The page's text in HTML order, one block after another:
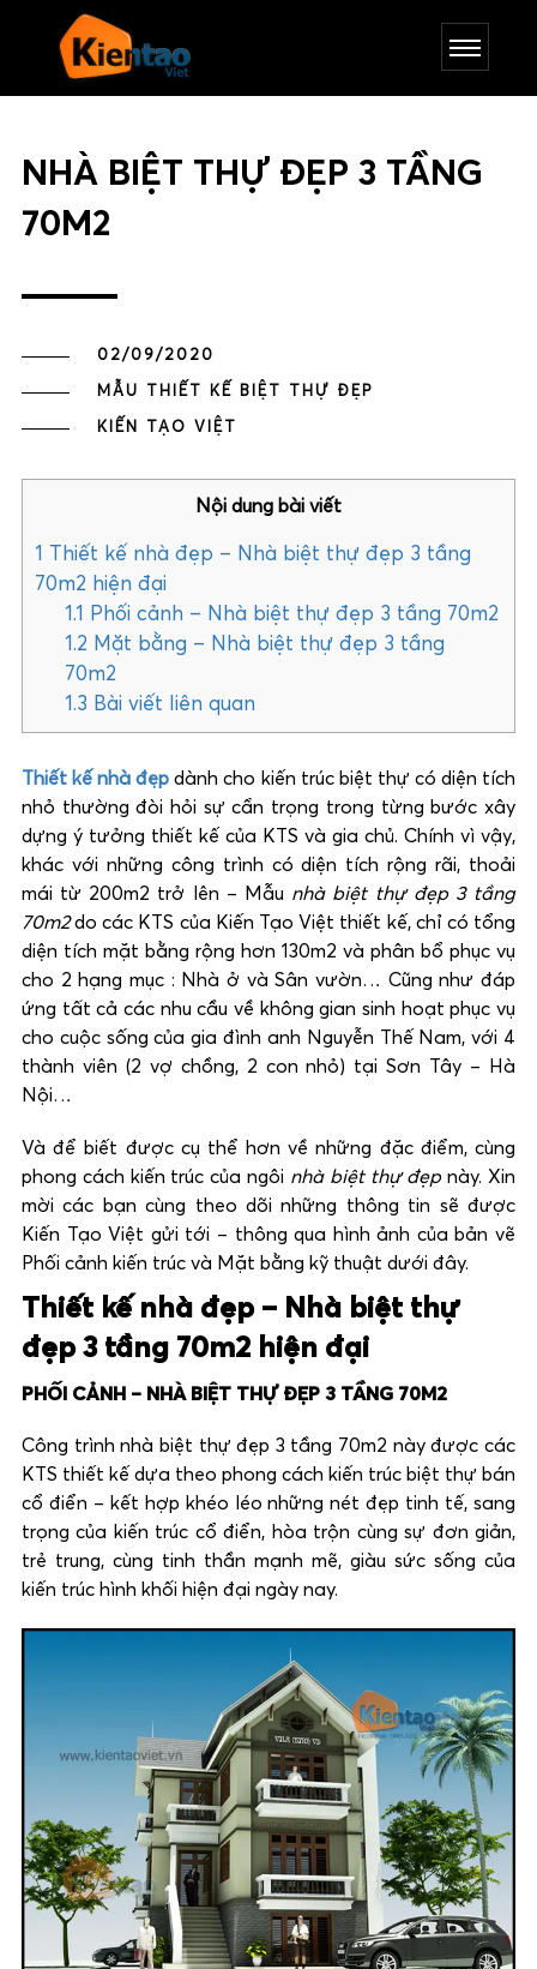
NHÀ BIỆT THỰ ĐẸP 3 TẦNG
70M2
02/09/2020
MẪU THIẾT KẾ BIỆT THỰ ĐẸP
KIẾN TẠO VIỆT
Nội dung bài viết
1
Thiết kế nhà đẹp – Nhà biệt thự đẹp 3 tầng
70m2 hiện đại
1.1
Phối cảnh – Nhà biệt thự đẹp 3 tầng 70m2
1.2 Mặt bằng – Nhà biệt thự đẹp 3 tầng
70m2
1.3 Bài viết liên quan
Thiết kế nhà đẹp dành cho kiến trúc biệt thự có diện tích
nhỏ thường đòi hỏi sự cẩn trọng trong từng bước xây
dựng ý tưởng thiết kế của KTS và gia chủ. Chính vì vậy,
khác với những công trình có diện tích rộng rãi, thoải
mái từ 200m2 trở lên – Mẫu nhà biệt thự đẹp 3 tầng
70m2do các KTS của Kiến Tạo Việt thiết kế, chỉ có tổng
diện tích mặt bằng rộng hơn 130m2 và phân bổ phục vụ
cho 2 hạng mục : Nhà ở và Sân vườn… Cũng như đáp
ứng tất cả các nhu cầu về không gian sinh hoạt phục vụ
cho cuộc sống của gia đình anh Nguyễn Thế Nam, với 4
thành viên (2 vợ chồng, 2 con nhỏ) tại Sơn Tây – Hà
Nội…
Và để biết được cụ thể hơn về những đặc điểm, cùng
phong cách kiến trúc của ngôi nhà biệt thự đẹp này. Xin
mời các bạn cùng theo dõi những thông tin sẽ được
Kiến Tạo Việt gửi tới – thông qua hình ảnh của bản vẽ
Phối cảnh kiến trúc và Mặt bằng kỹ thuật dưới đây.
Thiết kế nhà đẹp – Nhà biệt thự
đẹp 3 tầng 70m2 hiện đại
PH ỐI CẢNH – NHÀ BIỆT THỰ ĐẸP 3TẦNG 70M2
Công trình nhà biệt thự đẹp 3 tầng 70m2 này được các
KTS thiết kế dựa theo phong cách kiến trúc biệt thự bán
cổ điển – kết hợp khéo léo những nét đẹp tinh tế, sang
trọng của kiến trúc cổ điển, hòa trộn cùng sự đơn giản,
trẻ trung, cùng tinh thần mạnh mẽ, giàu sức sống của
kiến trúc hình khối hiện đại ngày nay.